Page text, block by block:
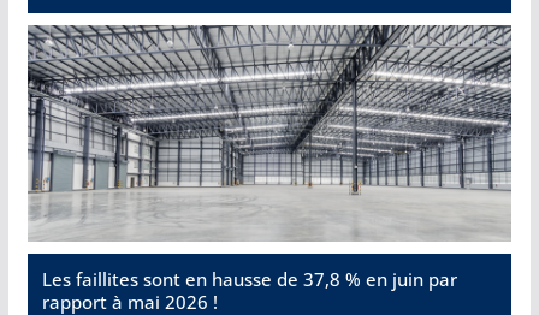
Les faillites sont en hausse de 37,8 % en juin par
rapport à mai 2026 !